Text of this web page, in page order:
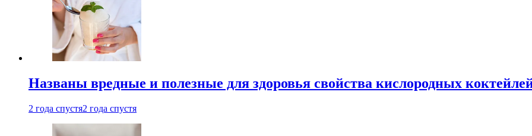
Названы вредные и полезные для здоровья свойства кислородных
2 года спустя2 года спустя